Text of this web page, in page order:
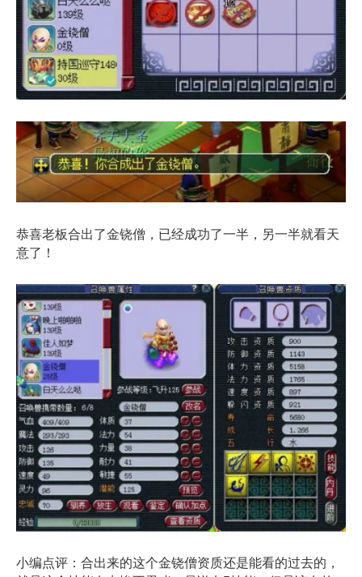
恭喜老板合出了金铙僧，已经成功了一半，另一半就看天
意了！
小编点评：合出来的这个金铙僧资质还是能看的过去的，